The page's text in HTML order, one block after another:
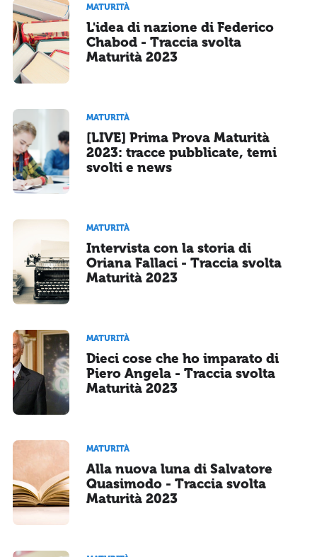
MATURITÀ
L'idea di nazione di Federico
Chabod - Traccia svolta
Maturità 2023
MATURITÀ
[LIVE] Prima Prova Maturità
2023: tracce pubblicate, temi
svolti e news
MATURITÀ
Intervista con la storia di
Oriana Fallaci - Traccia svolta
Maturità 2023
MATURITÀ
Dieci cose che ho imparato di
Piero Angela - Traccia svolta
Maturità 2023
MATURITÀ
Alla nuova luna di Salvatore
Quasimodo - Traccia svolta
Maturità 2023